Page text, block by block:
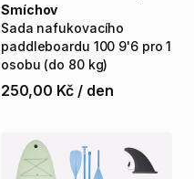
Sada nafukovacího
paddleboardu 100 9'6 pro 1
osobu (do 80 kg)
Smíchov
250,00 Kč / den